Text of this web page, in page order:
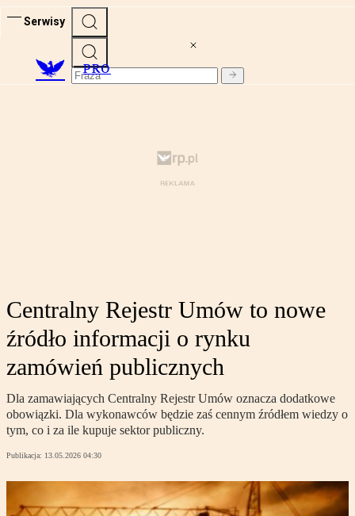
Serwisy
PRO
Centralny Rejestr Umów to nowe
źródło informacji o rynku
zamówień publicznych
Dla zamawiających Centralny Rejestr Umów oznacza dodatkowe
obowiązki. Dla wykonawców będzie zaś cennym źródłem wiedzy o
tym, co i za ile kupuje sektor publiczny.
Publikacja: 13.05.2026 04:30